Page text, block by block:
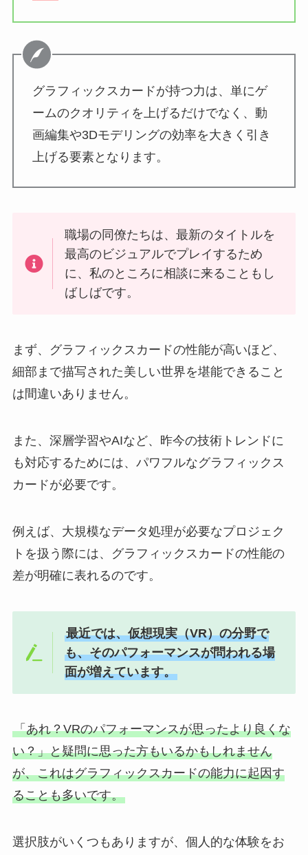
グラフィックスカードが持つ力は、単にゲ
ームのクオリティを上げるだけでなく、動
画編集や3Dモデリングの効率を大きく引き
上げる要素となります。
職場の同僚たちは、最新のタイトルを
最高のビジュアルでプレイするため
に、私のところに相談に来ることもし
ばしばです。
まず、グラフィックスカードの性能が高いほど、
細部まで描写された美しい世界を堪能できること
は間違いありません。
また、深層学習やAIなど、昨今の技術トレンドに
も対応するためには、パワフルなグラフィックス
カードが必要です。
例えば、大規模なデータ処理が必要なプロジェク
トを扱う際には、グラフィックスカードの性能の
差が明確に表れるのです。
最近では、仮想現実（VR）の分野で
も、そのパフォーマンスが問われる場
面が増えています。
「あれ？VRのパフォーマンスが思ったより良くな
い？」と疑問に思った方もいるかもしれません
が、これはグラフィックスカードの能力に起因す
ることも多いです。
選択肢がいくつもありますが、個人的な体験をお